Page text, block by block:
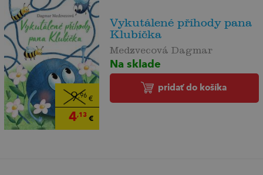
9,96€
4,13€
Vykutálené příhody pana
Klubíčka
Medzvecová Dagmar
Na sklade
pridať do košíka